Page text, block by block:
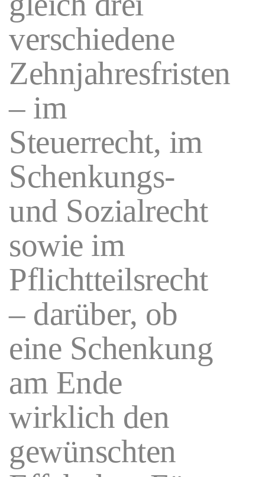
verschiedene
Zehnjahresfristen
– im
Steuerrecht, im
Schenkungs-
und Sozialrecht
sowie im
Pflichtteilsrecht
– darüber, ob
eine Schenkung
am Ende
wirklich den
gewünschten